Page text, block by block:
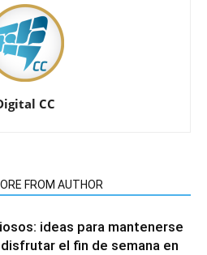
CC
FROM AUTHOR
ideas para mantenerse
el fin de semana en